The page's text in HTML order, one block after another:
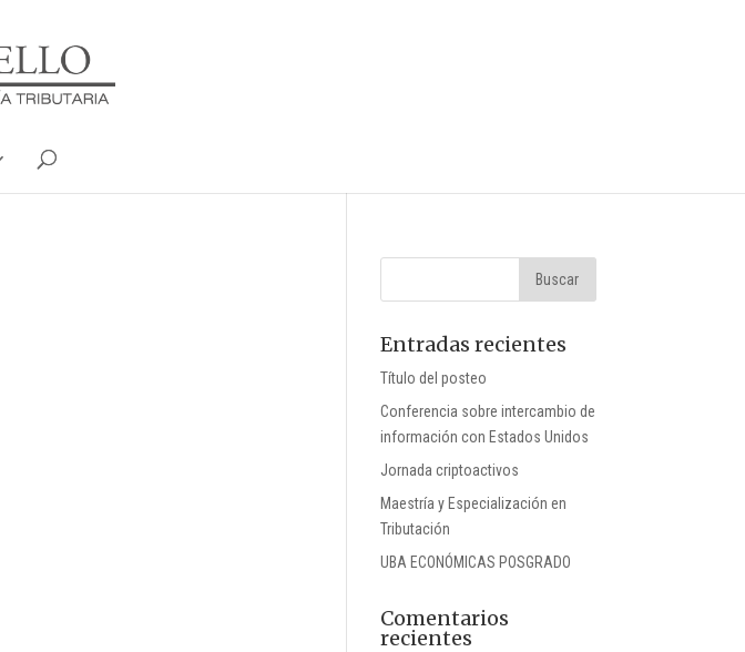
Entradas recientes
Título del posteo
Conferencia sobre intercambio de
información con Estados Unidos
Jornada criptoactivos
Maestría y Especialización en
Tributación
UBA ECONÓMICAS POSGRADO
Comentarios
recientes